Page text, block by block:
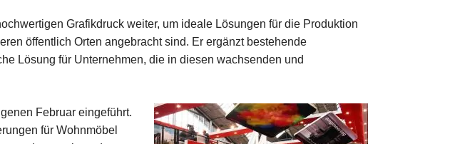
Grafikdruck weiter, um ideale Lösungen für die Produktion
öffentlich Orten angebracht sind. Er ergänzt bestehende
Lösung für Unternehmen, die in diesen wachsenden und
Februar eingeführt.
für Wohnmöbel